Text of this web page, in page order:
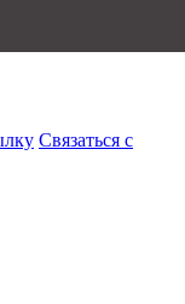
Связаться с